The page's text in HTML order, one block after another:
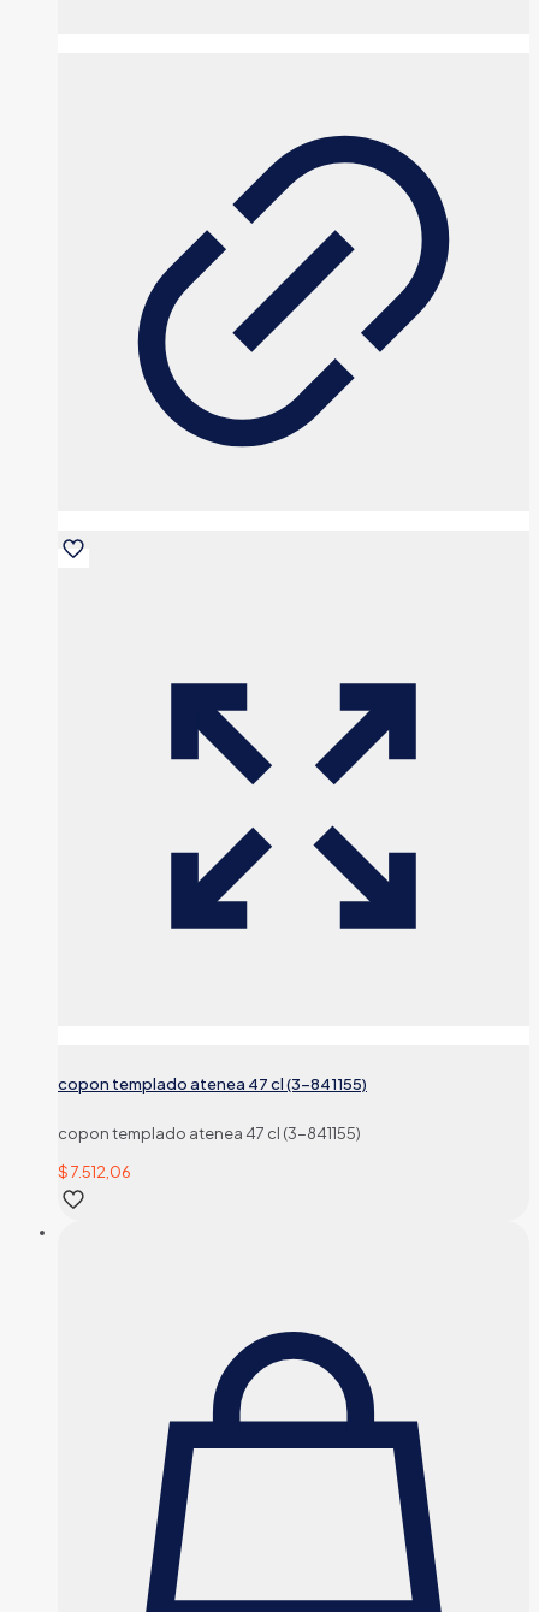
copon templado atenea 47 cl (3-841155)
copon templado atenea 47 cl (3-841155)
$7.512,06